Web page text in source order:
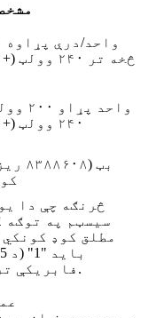
څخه تر ۲۴۰ وولټ (+۱۰٪ -۱۵٪) ۵۰/۶۰ هرټز
۲۴۰ وولټ (+۱۰٪ -۱۵٪) ۵۰/۶۰ هرټز
سیسټم په توګه
مطلق کوډ
فابریکې ترتیبات) ته تنظیم شي.